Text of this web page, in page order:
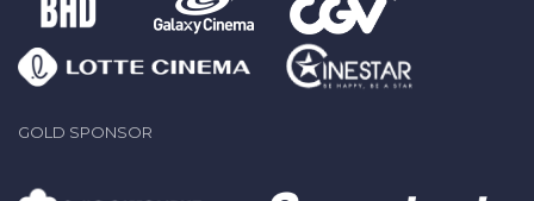
GOLD SPONSOR